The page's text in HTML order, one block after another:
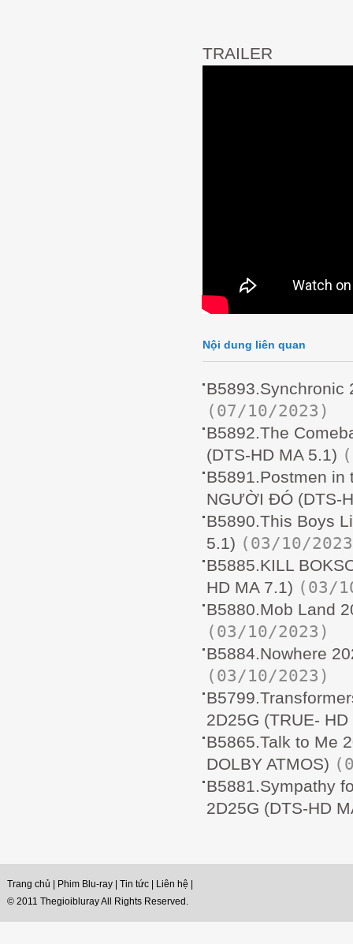
TRAILER
Nội dung liên quan
B5893.Synchronic
(07/10/2023)
B5892.The
(DTS-HD MA 5.1)
B5891.Postmen in
NGƯỜI ĐÓ (DTS-
B5890.This Boys
5.1) (03/10/
B5885.KILL
HD MA 7.1) (03/
B5880.Mob Land
(03/10/2023)
B5884.Nowhere
(03/10/2023)
2D25G (TRUE-
B5865.Talk to Me
DOLBY ATMOS)
B5881.Sympathy
2D25G (DTS-HD
Trang chủ Phim Blu-ray Tin tức Liên hệ
© 2011 Thegioibluray All Rights Reserved.